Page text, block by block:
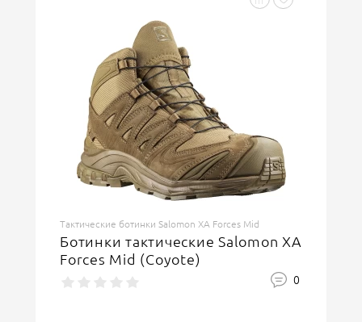
Тактические ботинки Salomon XA Forces Mid
Ботинки тактические Salomon XA
Forces Mid (Coyote)
0